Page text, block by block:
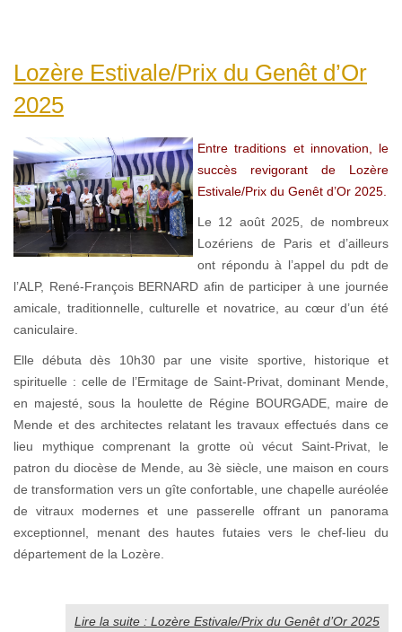
Lozère Estivale/Prix du Genêt d’Or
2025
Entre traditions et innovation, le
succès revigorant de Lozère
Estivale/Prix du Genêt d’Or 2025.
Le 12 août 2025, de nombreux
Lozériens de Paris et d’ailleurs
ont répondu à l’appel du pdt de
l’ALP, René-François BERNARD afin de participer à une journée
amicale, traditionnelle, culturelle et novatrice, au cœur d’un été
caniculaire.
Elle débuta dès 10h30 par une visite sportive, historique et
spirituelle : celle de l’Ermitage de Saint-Privat, dominant Mende,
en majesté, sous la houlette de Régine BOURGADE, maire de
Mende et des architectes relatant les travaux effectués dans ce
lieu mythique comprenant la grotte où vécut Saint-Privat, le
patron du diocèse de Mende, au 3è siècle, une maison en cours
de transformation vers un gîte confortable, une chapelle auréolée
de vitraux modernes et une passerelle offrant un panorama
exceptionnel, menant des hautes futaies vers le chef-lieu du
département de la Lozère.
Lire la suite : Lozère Estivale/Prix du Genêt d’Or 2025